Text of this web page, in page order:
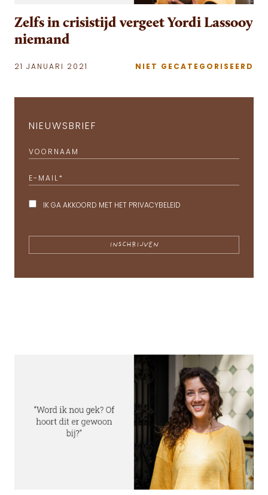
Zelfs in crisistijd vergeet Yordi Lassooy
niemand
21 JANUARI 2021 NIET GECATEGORISEERD
NIEUWSBRIEF
VOORNAAM
E-MAIL *
IK GA AKKOORD MET HET PRIVACYBELEID